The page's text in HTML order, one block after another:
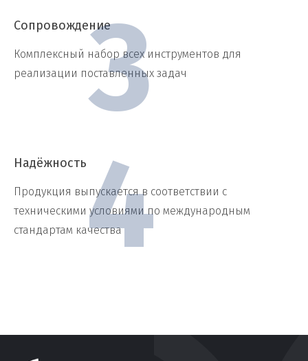
Сопровождение
Комплексный набор всех инструментов для
реализации поставленных задач
Надёжность
Продукция выпускается в соответствии с
техническими условиями по международным
стандартам качества